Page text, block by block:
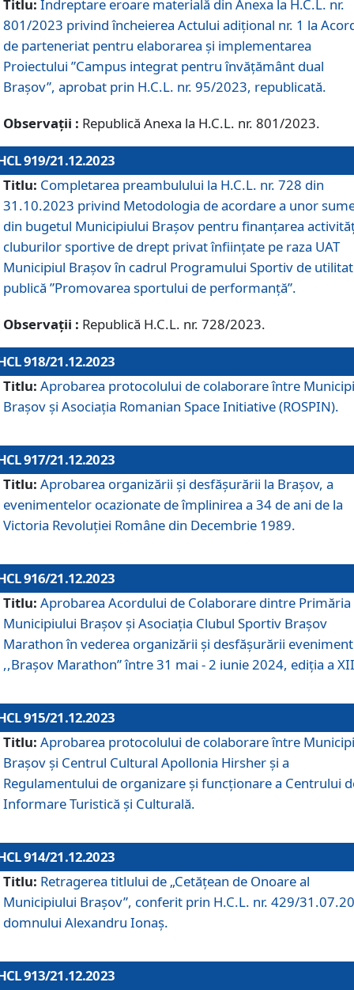
Titlu: Îndreptare eroare materială din Anexa la H.C.L. nr.
801/2023 privind încheierea Actului adițional nr. 1 la
de parteneriat pentru elaborarea și implementarea
Proiectului ”Campus integrat pentru învățământ dual
Brașov”, aprobat prin H.C.L. nr. 95/2023, republicată.
Observații : Republică Anexa la H.C.L. nr. 801/2023.
919/21.12.2023
Titlu: Completarea preambulului la H.C.L. nr. 728 din
31.10.2023 privind Metodologia de acordare a unor
din bugetul Municipiului Brașov pentru finanțarea
cluburilor sportive de drept privat înființate pe raza UAT
Municipiul Brașov în cadrul Programului Sportiv de
publică ”Promovarea sportului de performanță”.
Observații : Republică H.C.L. nr. 728/2023.
918/21.12.2023
Titlu: Aprobarea protocolului de colaborare între
Brașov și Asociația Romanian Space Initiative (ROSPIN).
917/21.12.2023
Titlu: Aprobarea organizării şi desfăşurării la Braşov, a
evenimentelor ocazionate de împlinirea a 34 de ani de la
Victoria Revoluţiei Române din Decembrie 1989.
916/21.12.2023
Titlu: Aprobarea Acordului de Colaborare dintre Primăria
Municipiului Brașov și Asociația Clubul Sportiv Brașov
Marathon în vederea organizării și desfășurării
,,Brașov Marathon” între 31 mai - 2 iunie 2024, ediția a
915/21.12.2023
Titlu: Aprobarea protocolului de colaborare între
Brașov și Centrul Cultural Apollonia Hirsher și a
Regulamentului de organizare și funcționare a Centrului
Informare Turistică și Culturală.
914/21.12.2023
Titlu: Retragerea titlului de „Cetățean de Onoare al
Municipiului Brașov”, conferit prin H.C.L. nr. 429/
domnului Alexandru Ionaș.
913/21.12.2023